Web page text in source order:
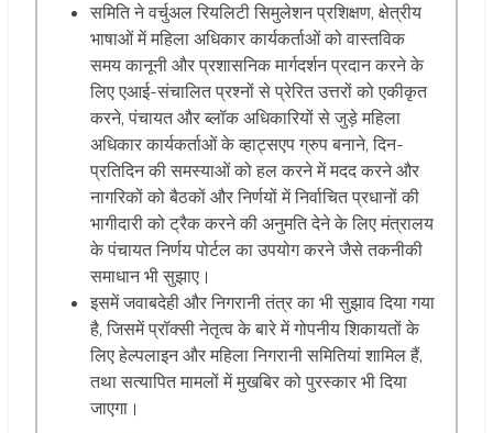
समिति ने वर्चुअल रियलिटी सिमुलेशन प्रशिक्षण, क्षेत्रीय
भाषाओं में महिला अधिकार कार्यकर्ताओं को वास्तविक
समय कानूनी और प्रशासनिक मार्गदर्शन प्रदान करने के
लिए एआई-संचालित प्रश्नों से प्रेरित उत्तरों को एकीकृत
करने, पंचायत और ब्लॉक अधिकारियों से जुड़े महिला
अधिकार कार्यकर्ताओं के व्हाट्सएप ग्रुप बनाने, दिन-
प्रतिदिन की समस्याओं को हल करने में मदद करने और
नागरिकों को बैठकों और निर्णयों में निर्वाचित प्रधानों की
भागीदारी को ट्रैक करने की अनुमति देने के लिए मंत्रालय
के पंचायत निर्णय पोर्टल का उपयोग करने जैसे तकनीकी
समाधान भी सुझाए।
इसमें जवाबदेही और निगरानी तंत्र का भी सुझाव दिया गया
है, जिसमें प्रॉक्सी नेतृत्व के बारे में गोपनीय शिकायतों के
लिए हेल्पलाइन और महिला निगरानी समितियां शामिल हैं,
तथा सत्यापित मामलों में मुखबिर को पुरस्कार भी दिया
जाएगा।